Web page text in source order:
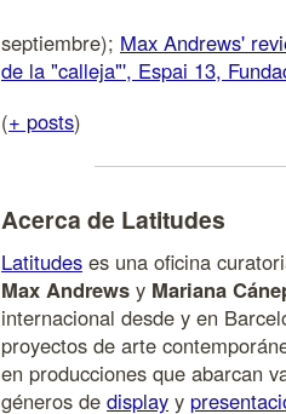
septiembre); Max Andrews'
de la "calleja"', Espai 13,
(+ posts)
Acerca de Latitudes
Latitudes es una oficina
Max Andrews y Mariana
internacional desde y en
proyectos de arte
en producciones que abarcan
géneros de display y